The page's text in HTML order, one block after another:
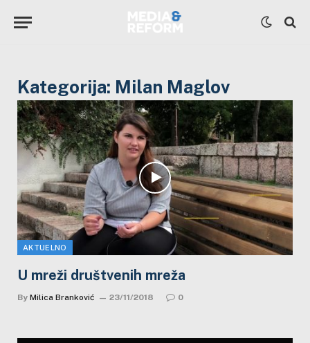
Kategorija: Milan Maglov
AKTUELNO
U mreži društvenih mreža
By Milica Branković 23/11/2018 0